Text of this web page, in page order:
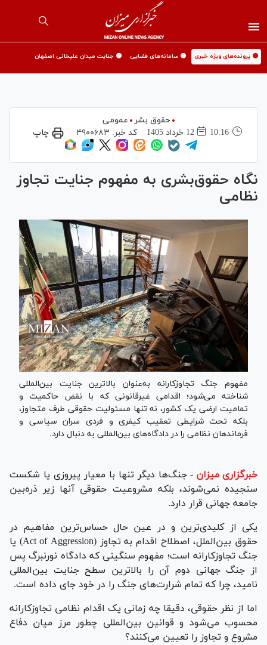
🟡 پرونده‌های ویژه خبری 🟡 سامانه‌های قضایی 🟡 جنایت میدان علیخانی اصفهان
حقوق بشر
عمومی
10:16
12 خرداد 1405 کد خبر: ۴۹۰۰۶۸۳ چاپ
نگاه حقوق‌بشری به مفهوم جنایت تجاوز
نظامی
مفهوم جنگ تجاوزکارانه به‌عنوان بالاترین جنایت بین‌المللی
شناخته می‌شود؛ اقدامی غیرقانونی که با نقض حاکمیت و
تمامیت ارضی یک کشور، نه تنها مسئولیت حقوقی طرف متجاوز،
بلکه تحت شرایطی تعقیب کیفری و فردی سران سیاسی و
فرماندهان نظامی را در دادگاه‌های بین‌المللی به دنبال دارد.
خبرگزاری میزان - جنگ‌ها دیگر تنها با معیار پیروزی یا شکست
سنجیده نمی‌شوند، بلکه مشروعیت حقوقی آنها زیر ذره‌بین
جامعه جهانی قرار دارد.
یکی از کلیدی‌ترین و در عین حال حساس‌ترین مفاهیم در
حقوق بین‌الملل، اصطلاح اقدام به تجاوز (Act of Aggression) یا
جنگ تجاوزکارانه است؛ مفهوم سنگینی که دادگاه نورنبرگ پس
از جنگ جهانی دوم آن را بالاترین سطح جنایت بین‌المللی
نامید، چرا که تمام شرارت‌های جنگ را در خود جای داده است.
اما از نظر حقوقی، دقیقا چه زمانی یک اقدام نظامی تجاوزکارانه
محسوب می‌شود و قوانین بین‌المللی چطور مرز میان دفاع
مشروع و تجاوز را تعیین می‌کنند؟